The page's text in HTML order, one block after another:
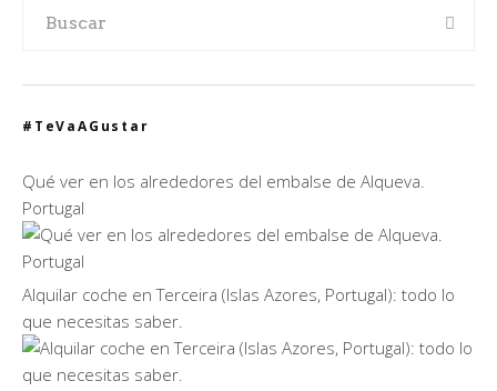
#TeVaAGustar
Qué ver en los alrededores del embalse de Alqueva.
Portugal
Alquilar coche en Terceira (Islas Azores, Portugal): todo lo
que necesitas saber.